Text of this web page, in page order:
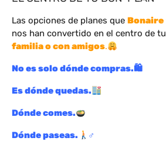
Las opciones de planes que Bonaire
nos han convertido en el centro de
familia o con amigos.
No es solo dónde compras.🛍
Es dónde quedas.
Dónde comes.
Dónde paseas. ♂